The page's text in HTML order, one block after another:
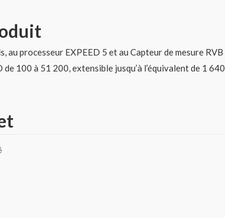
au processeur EXPEED 5 et au Capteur de mesure RVB
100 à 51 200, extensible jusqu’à l’équivalent de 1 640